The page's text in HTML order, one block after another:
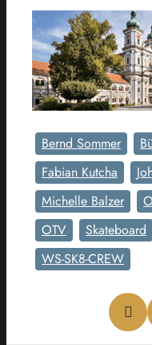
Bernd Sommer
Fabian Kutcha
Michelle Balzer
OTV
Skateboard
WS-SK8-CREW